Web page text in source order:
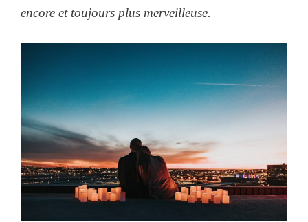
encore et toujours plus merveilleuse.